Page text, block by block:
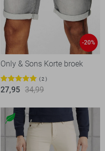
-20%
Only & Sons Korte broek
2
27,95 34,99